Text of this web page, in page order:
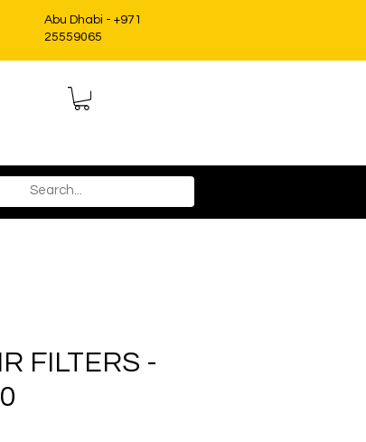
Abu Dhabi - +971
25559065
FILTERS -